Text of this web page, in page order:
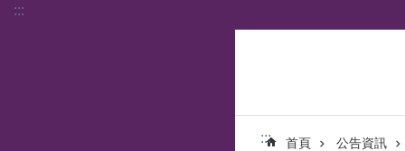
跳到主要內容區塊
:::
::: 首頁 公告資訊